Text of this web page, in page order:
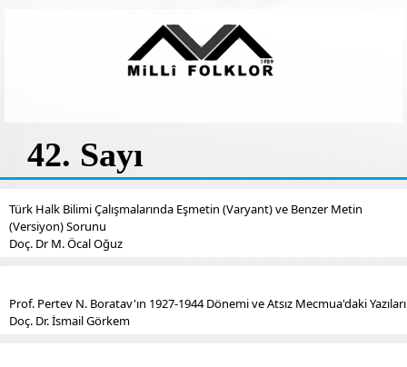
42. Sayı
Türk Halk Bilimi Çalışmalarında Eşmetin (Varyant) ve Benzer Metin
(Versiyon) Sorunu
Doç. Dr M. Öcal Oğuz
Prof. Pertev N. Boratav'ın 1927-1944 Dönemi ve Atsız Mecmua'daki Yazıları
Doç. Dr. İsmail Görkem